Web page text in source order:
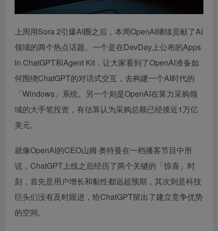
上周用Sora 2引爆AI圈之后，本周OpenAI继续贡献了AI
领域的两个热点话题。一个是在DevDay上公布的Apps
in ChatGPT和Agent Kit，让大家看到了OpenAI准备如
何围绕ChatGPT的对话式交互，去构建一个AI时代的
「Windows」系统。另一个则是OpenAI在算力采购领
域的大手笔投资，有估算认为采购总额已经接近1万亿
美元。
就像OpenAI的CEO山姆·奥特曼在一档播客节目中所
说，ChatGPT上线之后经历了两个关键的「惊喜」时
刻，首先是用户增长和黏性都远超预期，其次则是科技
巨头们没有及时跟进，给ChatGPT留出了建立竞争优势
的空间。